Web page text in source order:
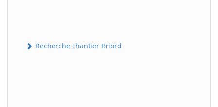
Recherche chantier Briord